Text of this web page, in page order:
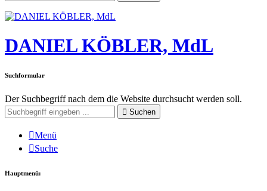
DANIEL KÖBLER, MdL
Suchformular
Der Suchbegriff nach dem die Website durchsucht werden soll.
Suchen
Menü
Suche
Hauptmenü: